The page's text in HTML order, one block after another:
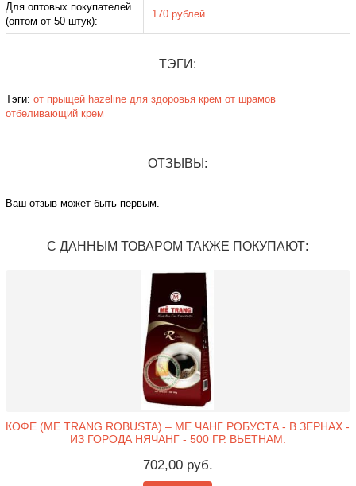
Для оптовых покупателей
(оптом от 50 штук):
170 рублей
ТЭГИ:
Тэги: от прыщей hazeline для здоровья крем от шрамов
отбеливающий крем
ОТЗЫВЫ:
Ваш отзыв может быть первым.
С ДАННЫМ ТОВАРОМ ТАКЖЕ ПОКУПАЮТ:
КОФЕ (ME TRANG ROBUSTA) – МЕ ЧАНГ РОБУСТА - В ЗЕРНАХ -
ИЗ ГОРОДА НЯЧАНГ - 500 ГР. ВЬЕТНАМ.
702,00 руб.